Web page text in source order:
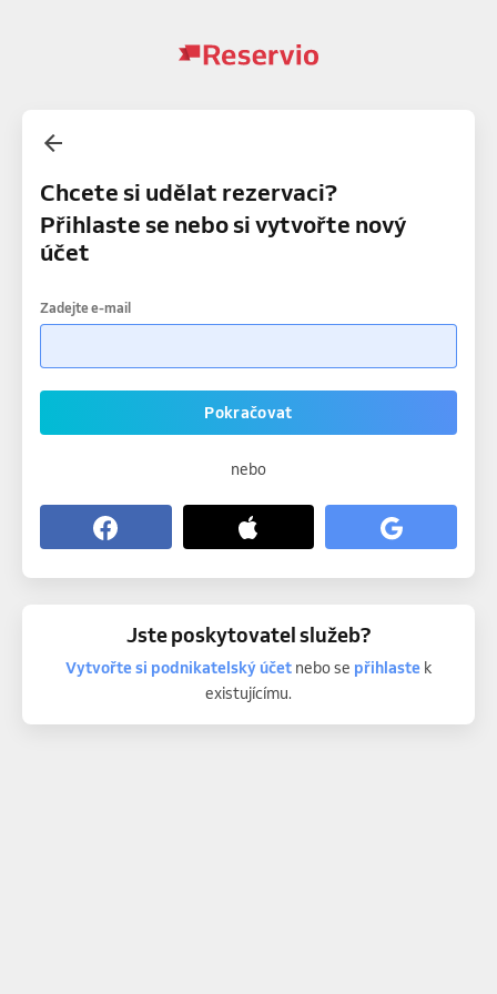
Chcete si udělat rezervaci?
Přihlaste se nebo si vytvořte nový
účet
Zadejte e-mail
Pokračovat
nebo
Jste poskytovatel služeb?
Vytvořte si podnikatelský účetnebo se přihlastek
existujícímu.